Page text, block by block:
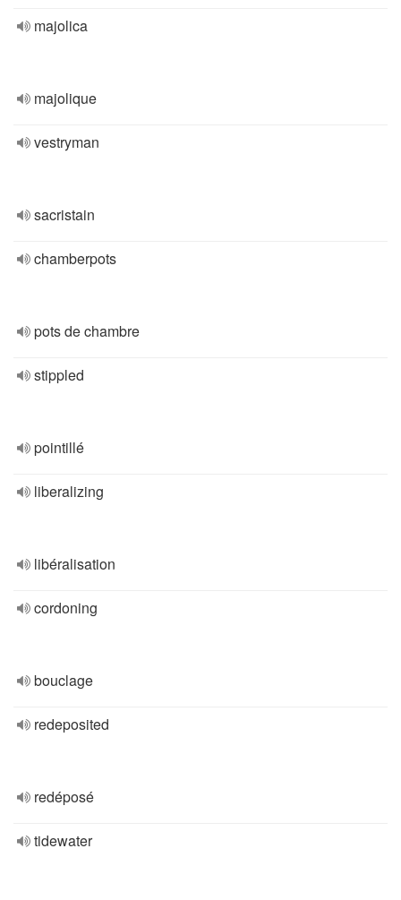
majolica
majolique
vestryman
sacristain
chamberpots
pots de chambre
stippled
pointillé
liberalizing
libéralisation
cordoning
bouclage
redeposited
redéposé
tidewater